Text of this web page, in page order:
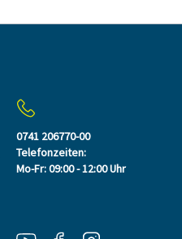
0741 206770-00
Telefonzeiten:
Mo-Fr: 09:00 - 12:00 Uhr